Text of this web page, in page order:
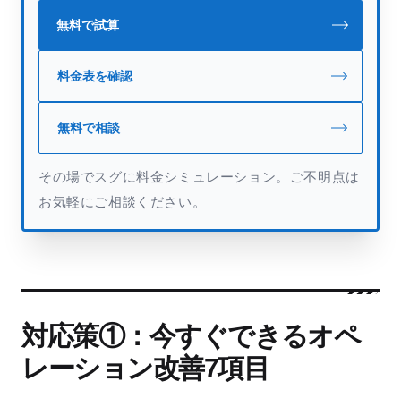
無料で試算
料金表を確認
無料で相談
その場でスグに料金シミュレーション。ご不明点は
お気軽にご相談ください。
対応策①：今すぐできるオペ
レーション改善7項目